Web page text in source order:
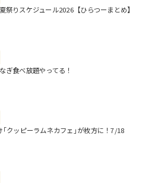
祭りスケジュール2026【ひらつーまとめ】
ぎ食べ放題やってる！
｢クッピーラムネカフェ｣が枚方に！7/18